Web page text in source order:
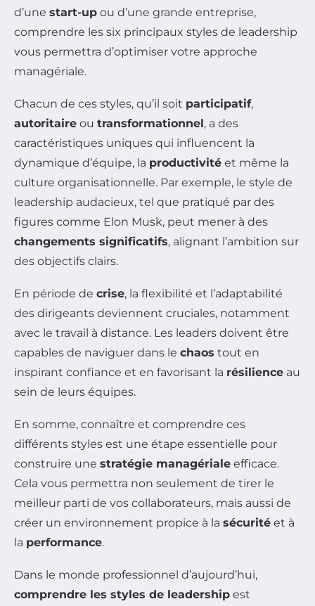
d’une start-up ou d’une grande entreprise,
comprendre les six principaux styles de leadership
vous permettra d’optimiser votre approche
managériale.
Chacun de ces styles, qu’il soit participatif,
autoritaire ou transformationnel, a des
caractéristiques uniques qui influencent la
dynamique d’équipe, la productivité et même la
culture organisationnelle. Par exemple, le style de
leadership audacieux, tel que pratiqué par des
figures comme Elon Musk, peut mener à des
changements significatifs, alignant l’ambition sur
des objectifs clairs.
En période de crise, la flexibilité et l’adaptabilité
des dirigeants deviennent cruciales, notamment
avec le travail à distance. Les leaders doivent être
capables de naviguer dans le chaos tout en
inspirant confiance et en favorisant la résilience au
sein de leurs équipes.
En somme, connaître et comprendre ces
différents styles est une étape essentielle pour
construire une stratégie managériale efficace.
Cela vous permettra non seulement de tirer le
meilleur parti de vos collaborateurs, mais aussi de
créer un environnement propice à la sécurité et à
la performance.
Dans le monde professionnel d’aujourd’hui,
comprendre les styles de leadership est